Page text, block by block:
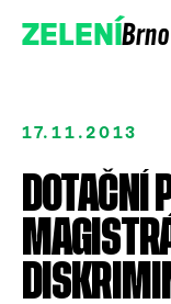
ZELENÍBrno
17.11.2013
DOTAČNÍ